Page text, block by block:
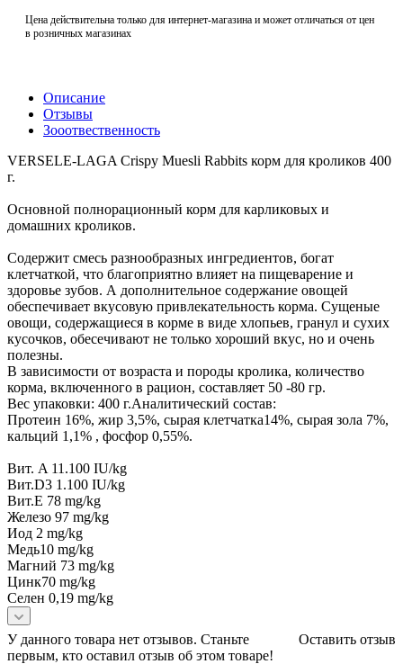
Цена действительна только для интернет-магазина и может отличаться от цен
в розничных магазинах
Описание
Отзывы
Зооотвественность
VERSELE-LAGA Crispy Muesli Rabbits корм для кроликов 400
г.
Основной полнорационный корм для карликовых и
домашних кроликов.
Содержит смесь разнообразных ингредиентов, богат
клетчаткой, что благоприятно влияет на пищеварение и
здоровье зубов. А дополнительное содержание овощей
обеспечивает вкусовую привлекательность корма. Сущеные
овощи, содержащиеся в корме в виде хлопьев, гранул и сухих
кусочков, обесечивают не только хороший вкус, но и очень
полезны.
В зависимости от возраста и породы кролика, количество
корма, включенного в рацион, составляет 50 -80 гр.
Вес упаковки: 400 г.Аналитический состав:
Протеин 16%, жир 3,5%, сырая клетчатка14%, сырая зола 7%,
кальций 1,1% , фосфор 0,55%.
Вит. A 11.100 IU/kg
Вит.D3 1.100 IU/kg
Вит.E 78 mg/kg
Железо 97 mg/kg
Иод 2 mg/kg
Медь10 mg/kg
Магний 73 mg/kg
Цинк70 mg/kg
Селен 0,19 mg/kg
Оставить отзыв
У данного товара нет отзывов. Станьте
первым, кто оставил отзыв об этом товаре!